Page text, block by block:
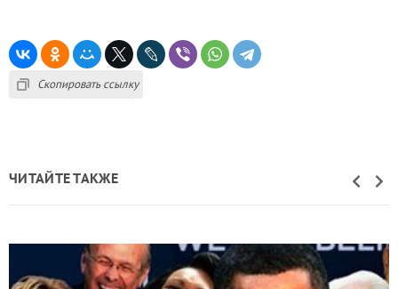
Скопировать ссылку
ЧИТАЙТЕ ТАКЖЕ